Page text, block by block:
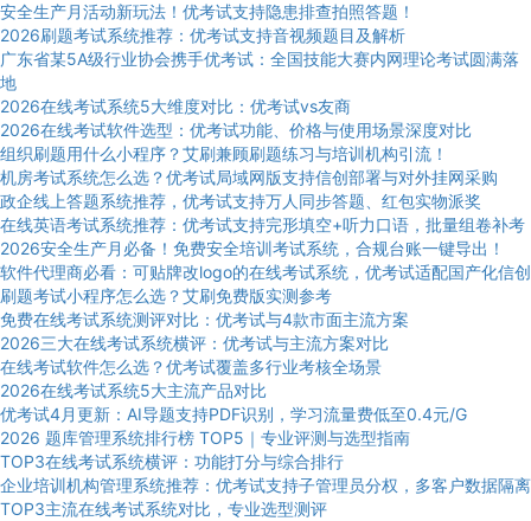
安全生产月活动新玩法！优考试支持隐患排查拍照答题！
2026刷题考试系统推荐：优考试支持音视频题目及解析
广东省某5A级行业协会携手优考试：全国技能大赛内网理论考试圆满落
地
2026在线考试系统5大维度对比：优考试vs友商
2026在线考试软件选型：优考试功能、价格与使用场景深度对比
组织刷题用什么小程序？艾刷兼顾刷题练习与培训机构引流！
机房考试系统怎么选？优考试局域网版支持信创部署与对外挂网采购
政企线上答题系统推荐，优考试支持万人同步答题、红包实物派奖
在线英语考试系统推荐：优考试支持完形填空+听力口语，批量组卷补考
2026安全生产月必备！免费安全培训考试系统，合规台账一键导出！
软件代理商必看：可贴牌改logo的在线考试系统，优考试适配国产化信创
刷题考试小程序怎么选？艾刷免费版实测参考
免费在线考试系统测评对比：优考试与4款市面主流方案
2026三大在线考试系统横评：优考试与主流方案对比
在线考试软件怎么选？优考试覆盖多行业考核全场景
2026在线考试系统5大主流产品对比
优考试4月更新：AI导题支持PDF识别，学习流量费低至0.4元/G
2026 题库管理系统排行榜 TOP5｜专业评测与选型指南
TOP3在线考试系统横评：功能打分与综合排行
企业培训机构管理系统推荐：优考试支持子管理员分权，多客户数据隔离
TOP3主流在线考试系统对比，专业选型测评